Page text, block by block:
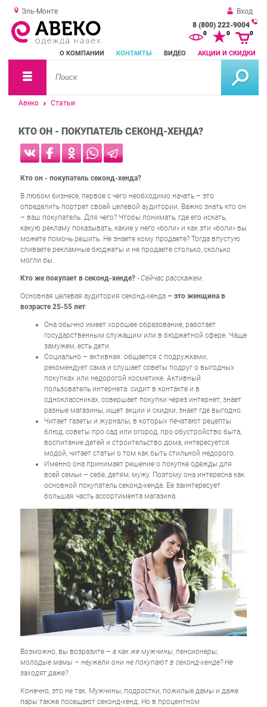
Эль-Монте
Вход
8 (800) 222-9004
О КОМПАНИИ КОНТАКТЫ ВИДЕО АКЦИИ И СКИДКИ
0 0 0
Авеко Статьи
КТО ОН - ПОКУПАТЕЛЬ СЕКОНД-ХЕНДА?
Кто он - покупатель секонд-хенда?
В любом бизнесе, первое с чего необходимо начать – это
определить портрет своей целевой аудитории. Важно знать кто он
– ваш покупатель. Для чего? Чтобы понимать, где его искать,
какую рекламу показывать, какие у него «боли» и как эти «боли» вы
можете помочь решить. Не знаете кому продаете? Тогда впустую
сливаете рекламные бюджеты и не продаете столько, сколько
могли бы.
Кто же покупает в секонд-хенде? - Сейчас расскажем.
Основная целевая аудитория секонд-хенда – это женщина в
возрасте 25-55 лет:
Она обычно имеет хорошее образование, работает
государственным служащим или в бюджетной сфере. Чаще
замужем, есть дети.
Социально – активная: общается с подружками,
рекомендует сама и слушает советы подруг о выгодных
покупках или недорогой косметике. Активный
пользователь интернета: сидит в контакте и в
одноклассниках, совершает покупки через интернет, знает
разные магазины, ищет акции и скидки, знает где выгодно.
Читает газеты и журналы, в которых печатают рецепты
блюд, советы про сад или огород, про обустройство быта,
воспитание детей и строительство дома, интересуется
модой, читает статьи о том как быть стильной недорого.
Именно она принимает решение о покупке одежды для
всей семьи – себе, детям, мужу. Поэтому она интересна как
основной покупатель секонд-хенда. Ее заинтересует
большая часть ассортимента магазина.
Возможно, вы возразите – а как же мужчины, пенсионеры,
молодые мамы – неужели они не покупают в секонд-хенде? Не
заходят даже?
Конечно, это не так. Мужчины, подростки, пожилые дамы и даже
пары также посещают секонд-хенд. Но в процентном